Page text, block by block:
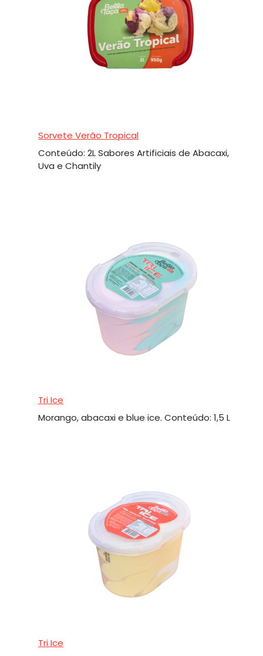
Sorvete Verão Tropical
Conteúdo: 2L Sabores Artificiais de Abacaxi,
Uva e Chantily
Tri Ice
Morango, abacaxi e blue ice. Conteúdo: 1,5 L
Tri Ice